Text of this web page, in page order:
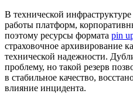
В технической
работы платформ,
поэтому ресурсы формата pin
страховочное архивирование
технической надежности.
проблему, но такой резерв
в стабильное качество,
влияние инцидента.